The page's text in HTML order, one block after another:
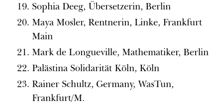
Sophia Deeg, Übersetzerin, Berlin
Maya Mosler, Rentnerin, Linke, Frankfurt
Main
Mark de Longueville, Mathematiker, Berlin
Palästina Solidarität Köln, Köln
Rainer Schultz, Germany, WasTun,
Frankfurt/M.